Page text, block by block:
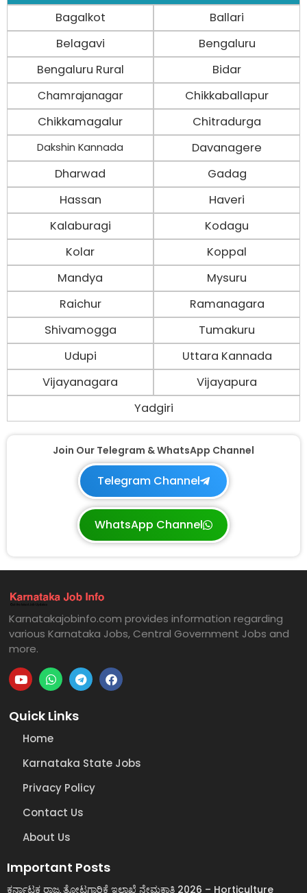
Bagalkot
Ballari
Belagavi
Bengaluru
Bengaluru Rural
Bidar
Chamrajanagar
Chikkaballapur
Chikkamagalur
Chitradurga
Dakshin Kannada
Davanagere
Dharwad
Gadag
Hassan
Haveri
Kalaburagi
Kodagu
Kolar
Koppal
Mandya
Mysuru
Raichur
Ramanagara
Shivamogga
Tumakuru
Udupi
Uttara Kannada
Vijayanagara
Vijayapura
Yadgiri
Join Our Telegram & WhatsApp Channel
Telegram Channel
WhatsApp Channel
Karnatakajobinfo.com provides information regarding
various Karnataka Jobs, Central Government Jobs and
more.
Quick Links
Home
Karnataka State Jobs
Privacy Policy
Contact Us
About Us
Important Posts
ಕರ್ನಾಟಕ ರಾಜ್ಯ ತೋಟಗಾರಿಕೆ ಇಲಾಖೆ ನೇಮಕಾತಿ 2026 – Horticulture